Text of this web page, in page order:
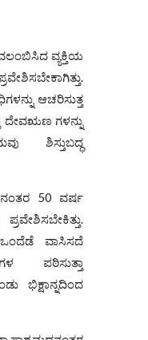
ವ್ಯಕ್ತಿಯ
ಆಚರಿಸುತ್ತ
ಗಳನ್ನು
ಶಿಸ್ತುಬದ್ಧ
ನಂತರ 50 ವರ್ಷ
ವಾಸಿಸದೆ
ಪಠಿಸುತ್ತಾ
ಭಿಕ್ಷಾನ್ನದಿಂದ